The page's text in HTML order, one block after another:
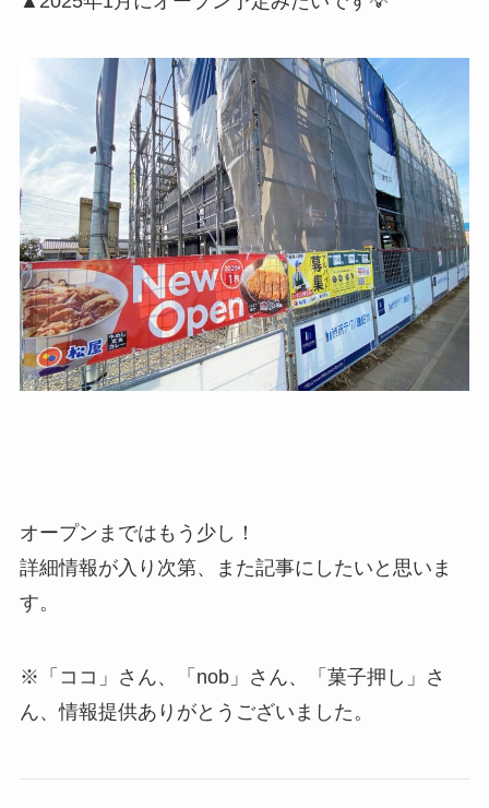
オープンまではもう少し！
詳細情報が入り次第、また記事にしたいと思いま
す。
※「ココ」さん、「nob」さん、「菓子押し」さ
ん、情報提供ありがとうございました。